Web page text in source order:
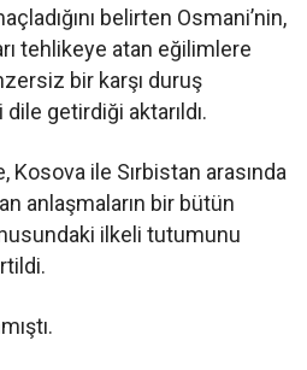
belirten Osmani’nin,
tehlikeye atan eğilimlere
bir karşı duruş
getirdiği aktarıldı.
Kosova ile Sırbistan arasında
anlaşmaların bir bütün
ilkeli tutumunu